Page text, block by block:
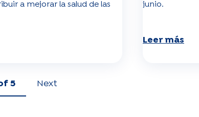
a mejorar la salud de las
junio.
Leer más
5 Next